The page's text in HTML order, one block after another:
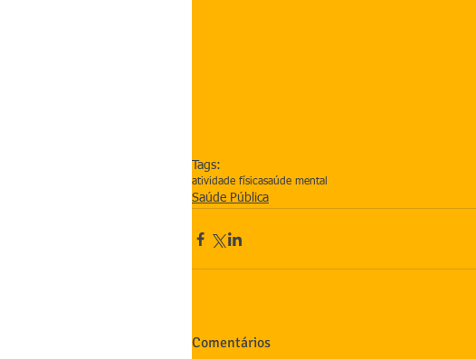
Tags:
atividade físicasaúde mental
Saúde Pública
Comentários